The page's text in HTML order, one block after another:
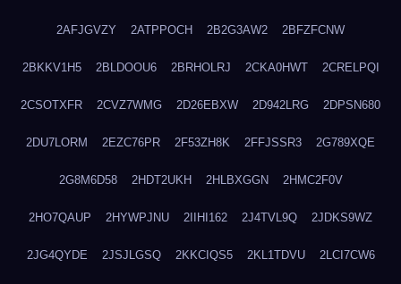
2AFJGVZY 2ATPPOCH 2B2G3AW2 2BFZFCNW
2BKKV1H5 2BLDOOU6 2BRHOLRJ 2CKA0HWT 2CRELPQI
2CSOTXFR 2CVZ7WMG 2D26EBXW 2D942LRG 2DPSN680
2DU7LORM 2EZC76PR 2F53ZH8K 2FFJSSR3 2G789XQE
2G8M6D58 2HDT2UKH 2HLBXGGN 2HMC2F0V
2HO7QAUP 2HYWPJNU 2IIHI162 2J4TVL9Q 2JDKS9WZ
2JG4QYDE 2JSJLGSQ 2KKCIQS5 2KL1TDVU 2LCI7CW6